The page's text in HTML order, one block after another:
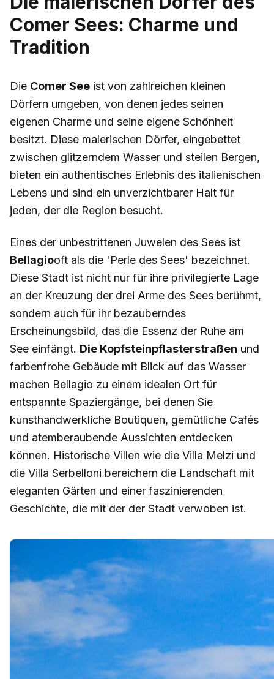
Comer Sees: Charme und
Tradition
Die Comer See ist von zahlreichen kleinen
Dörfern umgeben, von denen jedes seinen
eigenen Charme und seine eigene Schönheit
besitzt. Diese malerischen Dörfer, eingebettet
zwischen glitzerndem Wasser und steilen Bergen,
bieten ein authentisches Erlebnis des italienischen
Lebens und sind ein unverzichtbarer Halt für
jeden, der die Region besucht.
Eines der unbestrittenen Juwelen des Sees ist
Bellagiooft als die 'Perle des Sees' bezeichnet.
Diese Stadt ist nicht nur für ihre privilegierte Lage
an der Kreuzung der drei Arme des Sees berühmt,
sondern auch für ihr bezauberndes
Erscheinungsbild, das die Essenz der Ruhe am
See einfängt. Die Kopfsteinpflasterstraßen und
farbenfrohe Gebäude mit Blick auf das Wasser
machen Bellagio zu einem idealen Ort für
entspannte Spaziergänge, bei denen Sie
kunsthandwerkliche Boutiquen, gemütliche Cafés
und atemberaubende Aussichten entdecken
können. Historische Villen wie die Villa Melzi und
die Villa Serbelloni bereichern die Landschaft mit
eleganten Gärten und einer faszinierenden
Geschichte, die mit der der Stadt verwoben ist.